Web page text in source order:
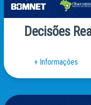
Decisões